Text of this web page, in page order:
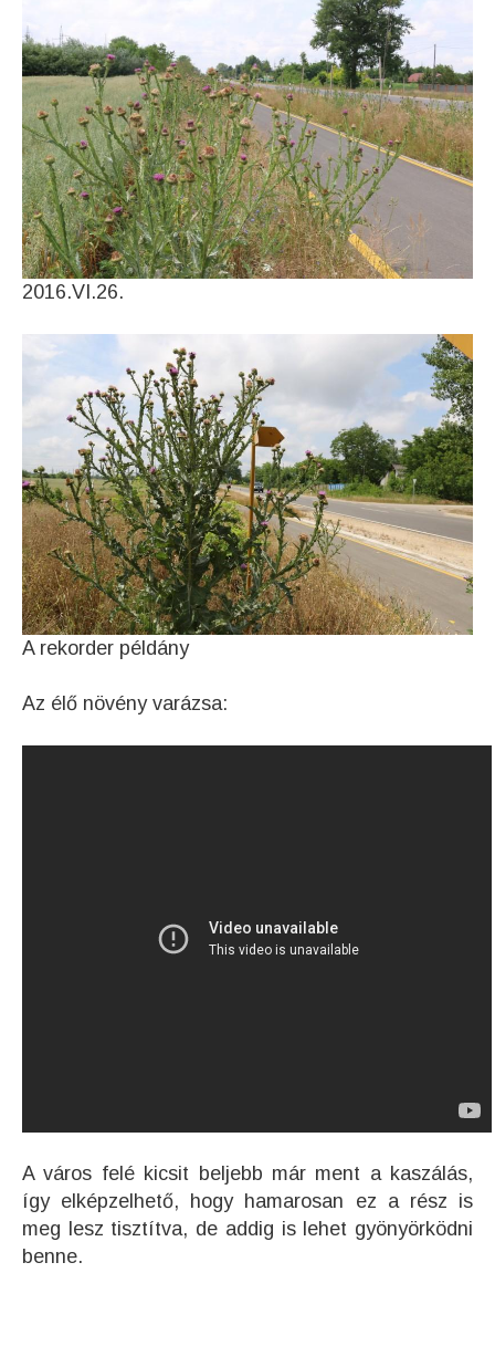
2016.VI.26.
A rekorder példány
Az élő növény varázsa:
A város felé kicsit beljebb már ment a kaszálás,
így elképzelhető, hogy hamarosan ez a rész is
meg lesz tisztítva, de addig is lehet gyönyörködni
benne.